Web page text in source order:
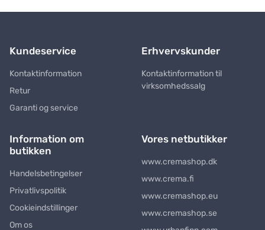
Kundeservice
Kontaktinformation
Retur
Garanti og service
Erhvervskunder
Kontaktinformation til
virksomhedssalg
Information om
butikken
Handelsbetingelser
Privatlivspolitik
Cookieindstillinger
Om os
Vores netbutikker
www.cremashop.dk
www.crema.fi
www.cremashop.eu
www.cremashop.se